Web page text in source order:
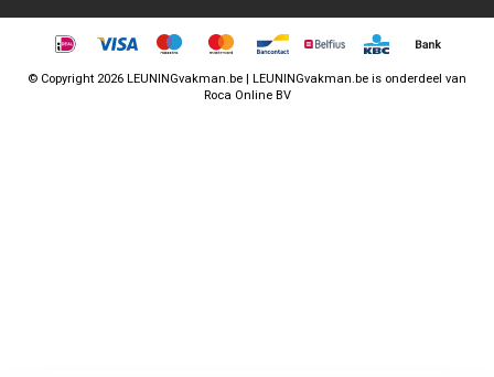
© Copyright 2026 LEUNINGvakman.be | LEUNINGvakman.be is onderdeel van
Roca Online BV